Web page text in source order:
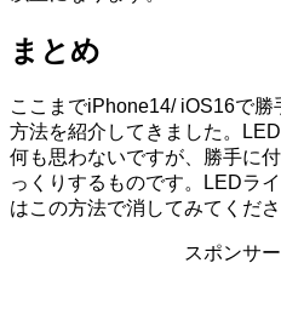
まとめ
ここまでiPhone14/ iOS16で
方法を紹介してきました。
何も思わないですが、勝手に
っくりするものです。LEDラ
はこの方法で消してみてくださ
スポンサ